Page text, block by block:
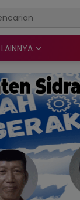
LAINNYA